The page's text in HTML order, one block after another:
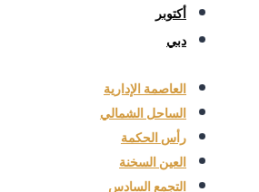
أكتوبر
دبي
العاصمة الإدارية
الساحل الشمالي
رأس الحكمة
العين السخنة
التجمع السادس